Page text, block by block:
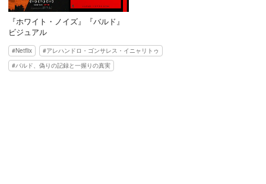
『ホワイト・ノイズ』『バルド』
ビジュアル
Netflix
アレハンドロ・ゴンサレス・イニャリトゥ
バルド、偽りの記録と一握りの真実